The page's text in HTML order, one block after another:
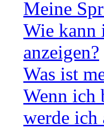
Meine
Wie kann
anzeigen?
Was ist
Wenn ich
werde ich